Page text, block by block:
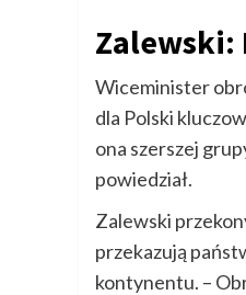
Zalewski:
Wiceminister
dla Polski
ona szerszej
powiedział.
Zalewski
przekazują
kontynentu. –